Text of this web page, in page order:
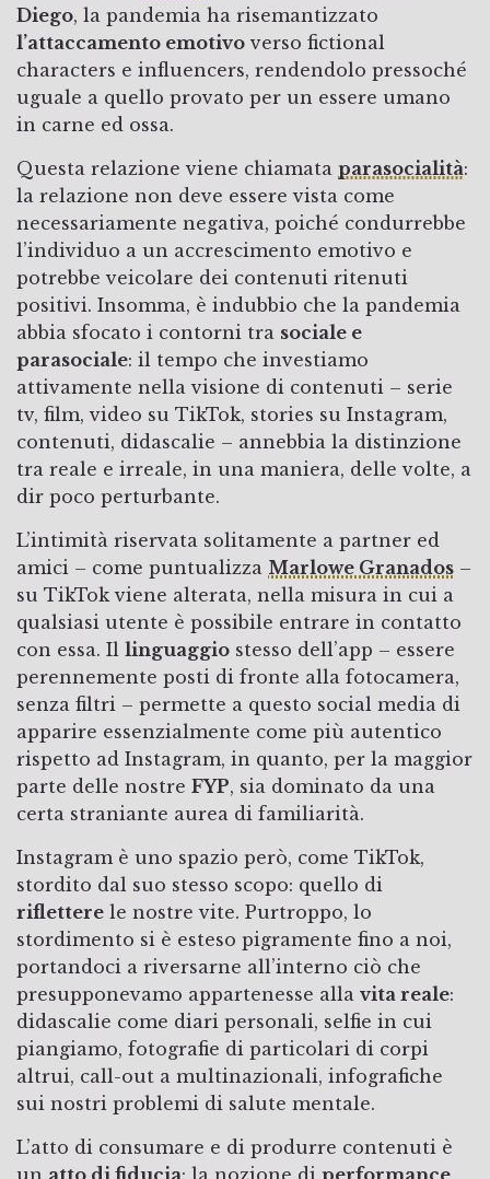
Diego, la pandemia ha risemantizzato
l’attaccamento emotivo verso fictional
characters e influencers, rendendolo pressoché
uguale a quello provato per un essere umano
in carne ed ossa.
Questa relazione viene chiamata parasocialità:
la relazione non deve essere vista come
necessariamente negativa, poiché condurrebbe
l’individuo a un accrescimento emotivo e
potrebbe veicolare dei contenuti ritenuti
positivi. Insomma, è indubbio che la pandemia
abbia sfocato i contorni tra sociale e
parasociale: il tempo che investiamo
attivamente nella visione di contenuti – serie
tv, film, video su TikTok, stories su Instagram,
contenuti, didascalie – annebbia la distinzione
tra reale e irreale, in una maniera, delle volte, a
dir poco perturbante.
L’intimità riservata solitamente a partner ed
amici – come puntualizza Marlowe Granados –
su TikTok viene alterata, nella misura in cui a
qualsiasi utente è possibile entrare in contatto
con essa. Il linguaggio stesso dell’app – essere
perennemente posti di fronte alla fotocamera,
senza filtri – permette a questo social media di
apparire essenzialmente come più autentico
rispetto ad Instagram, in quanto, per la maggior
parte delle nostre FYP, sia dominato da una
certa straniante aurea di familiarità.
Instagram è uno spazio però, come TikTok,
stordito dal suo stesso scopo: quello di
riflettere le nostre vite. Purtroppo, lo
stordimento si è esteso pigramente fino a noi,
portandoci a riversarne all’interno ciò che
presupponevamo appartenesse alla vita reale:
didascalie come diari personali, selfie in cui
piangiamo, fotografie di particolari di corpi
altrui, call-out a multinazionali, infografiche
sui nostri problemi di salute mentale.
L’atto di consumare e di produrre contenuti è
un atto di fiducia: la nozione di performance